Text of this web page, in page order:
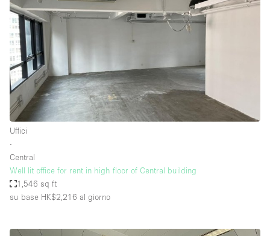
Uffici
∙
Central
Well lit office for rent in high floor of Central building
1,546 sq ft
su base HK$2,216 al giorno